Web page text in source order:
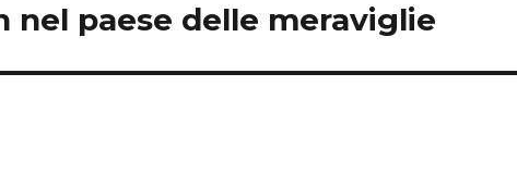
nel paese delle meraviglie